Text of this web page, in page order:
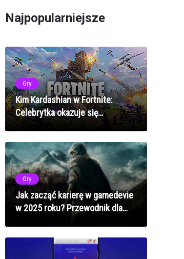
Najpopularniejsze
Gry
Kim Kardashian w Fortnite:
Celebrytka okazuje się
przyzwoitym graczem
Gry
Jak zacząć karierę w gamedevie
w 2025 roku? Przewodnik dla